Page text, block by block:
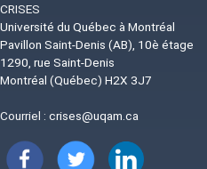
CRISES
Université du Québec à Montréal
Pavillon Saint-Denis (AB), 10è étage
1290, rue Saint-Denis
Montréal (Québec) H2X 3J7
Courriel : crises@uqam.ca
Image Image Image